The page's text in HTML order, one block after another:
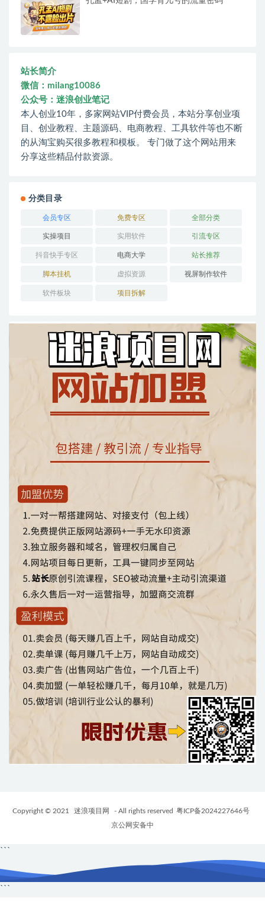
站长简介
微信：milang10086
公众号：迷浪创业笔记
本人创业10年，多家网站VIP付费会员，本站分享创业项
目、创业教程、主题源码、电商教程、工具软件等也不断
的从淘宝购买很多教程和模板。 专门做了这个网站用来
分享这些精品付款资源。
分类目录
会员专区 免费专区 全部分类
实操项目 实用软件 引流专区
抖音快手专区 电商大学 站长推荐
脚本挂机 虚拟资源 视屏制作软件
软件板块 项目拆解
Copyright © 2021 迷浪项目网 - All rights reserved 粤ICP备2024227646号
京公网安备中
```
```